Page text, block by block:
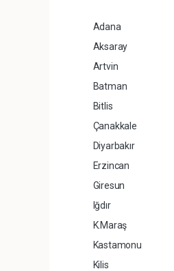
Adana
Aksaray
Artvin
Batman
Bitlis
Çanakkale
Diyarbakır
Erzincan
Giresun
Iğdır
K.Maraş
Kastamonu
Kilis